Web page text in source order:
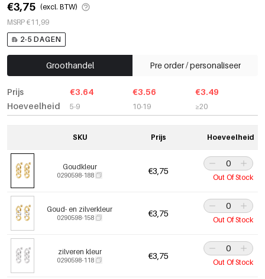
€3,75 (excl. BTW)
MSRP €11,99
2-5 DAGEN
Groothandel Pre order / personaliseer
Prijs
Hoeveelheid
€3.64
5-9
€3.56
10-19
€3.49
≥20
SKU Prijs Hoeveelheid
Goudkleur
0290598-188 €3,75
Out Of Stock
Goud- en zilverkleur
0290598-158 €3,75
Out Of Stock
zilveren kleur
0290598-118 €3,75
Out Of Stock